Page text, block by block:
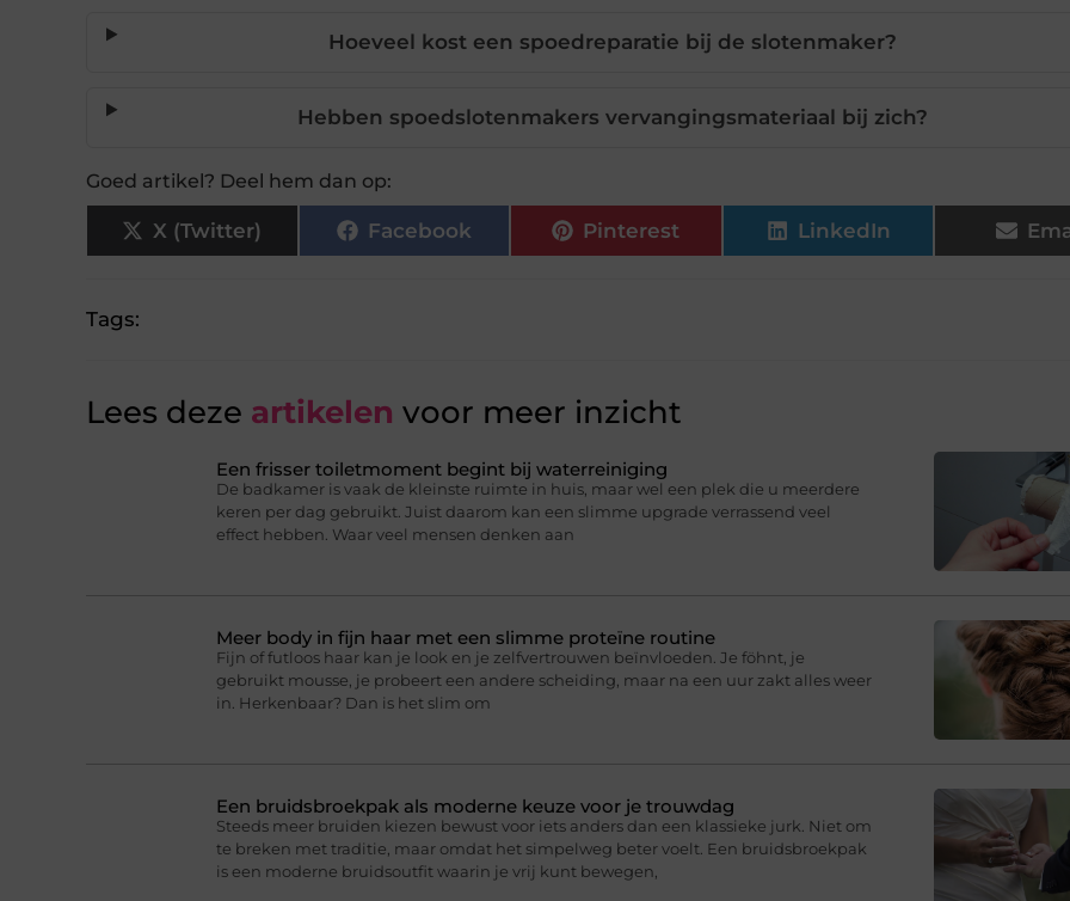
Hoeveel kost een spoedreparatie bij de slotenmaker?
Hebben spoedslotenmakers vervangingsmateriaal bij zich?
Goed artikel? Deel hem dan op:
X (Twitter) Facebook Pinterest LinkedIn
Tags:
Lees deze artikelen voor meer inzicht
Een frisser toiletmoment begint bij waterreiniging
De badkamer is vaak de kleinste ruimte in huis, maar wel een plek die u meerdere
keren per dag gebruikt. Juist daarom kan een slimme upgrade verrassend veel
effect hebben. Waar veel mensen denken aan
Meer body in fijn haar met een slimme proteïne routine
Fijn of futloos haar kan je look en je zelfvertrouwen beïnvloeden. Je föhnt, je
gebruikt mousse, je probeert een andere scheiding, maar na een uur zakt alles weer
in. Herkenbaar? Dan is het slim om
Een bruidsbroekpak als moderne keuze voor je trouwdag
Steeds meer bruiden kiezen bewust voor iets anders dan een klassieke jurk. Niet om
te breken met traditie, maar omdat het simpelweg beter voelt. Een bruidsbroekpak
is een moderne bruidsoutfit waarin je vrij kunt bewegen,